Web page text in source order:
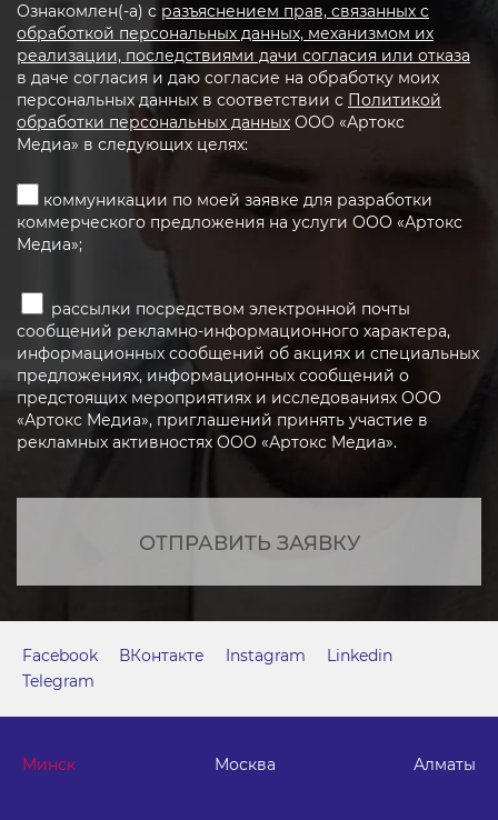
Ознакомлен(-а) с разъяснением прав, связанных с
обработкой персональных данных, механизмом их
реализации, последствиями дачи согласия или отказа
в даче согласия и даю согласие на обработку моих
персональных данных в соответствии с Политикой
обработки персональных данных ООО «Артокс
Медиа» в следующих целях:
коммуникации по моей заявке для разработки
коммерческого предложения на услуги ООО «Артокс
Медиа»;
рассылки посредством электронной почты
сообщений рекламно-информационного характера,
информационных сообщений об акциях и специальных
предложениях, информационных сообщений о
предстоящих мероприятиях и исследованиях ООО
«Артокс Медиа», приглашений принять участие в
рекламных активностях ООО «Артокс Медиа».
ОТПРАВИТЬ ЗАЯВКУ
Минск Москва Алматы
Facebook ВКонтакте Instagram
Linkedin
Telegram